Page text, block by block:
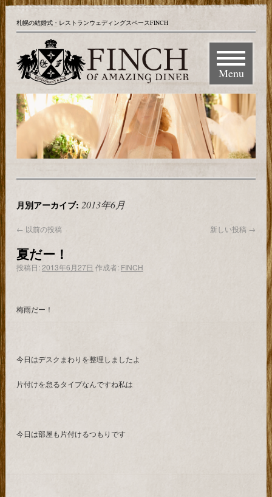
札幌の結婚式・レストランウェディングスペースFINCH
Menu
月別アーカイブ: 2013年6月
← 以前の投稿 新しい投稿 →
夏だー！
投稿日:2013年6月27日 作成者: FINCH
梅雨だー！
今日はデスクまわりを整理しましたよ
片付けを怠るタイプなんですね私は
今日は部屋も片付けるつもりです